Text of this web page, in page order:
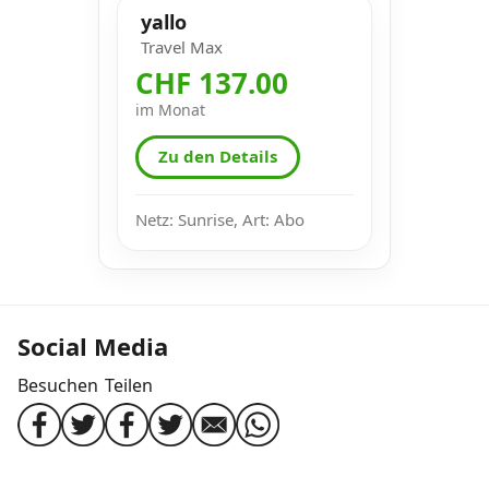
yallo
Travel Max
CHF 137.00
im Monat
Zu den Details
Netz: Sunrise, Art: Abo
Social Media
Besuchen Teilen